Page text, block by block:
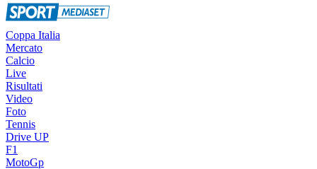
Coppa Italia
Mercato
Calcio
Live
Risultati
Video
Foto
Tennis
Drive UP
F1
MotoGp